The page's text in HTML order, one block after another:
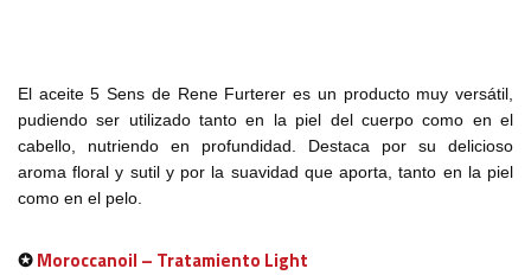
El aceite 5 Sens de Rene Furterer es un producto muy versátil,
pudiendo ser utilizado tanto en la piel del cuerpo como en el
cabello, nutriendo en profundidad. Destaca por su delicioso
aroma floral y sutil y por la suavidad que aporta, tanto en la piel
como en el pelo.
✪Moroccanoil – Tratamiento Light